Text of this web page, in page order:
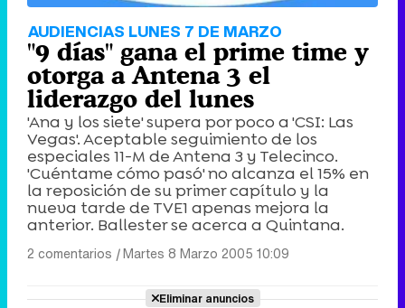
AUDIENCIAS LUNES 7 DE MARZO
"9 días" gana el prime time y
otorga a Antena 3 el
liderazgo del lunes
'Ana y los siete' supera por poco a 'CSI: Las
Vegas'. Aceptable seguimiento de los
especiales 11-M de Antena 3 y Telecinco.
'Cuéntame cómo pasó' no alcanza el 15% en
la reposición de su primer capítulo y la
nueva tarde de TVE1 apenas mejora la
anterior. Ballester se acerca a Quintana.
2 comentarios |Martes 8 Marzo 2005 10:09
Eliminar anuncios